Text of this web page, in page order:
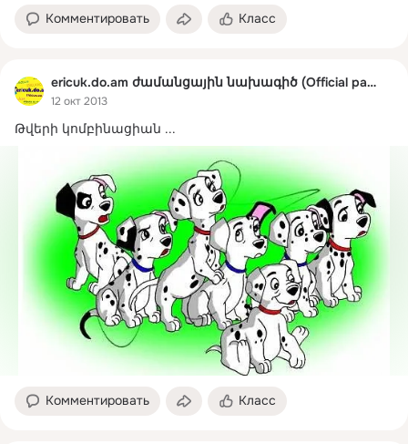
Комментировать Класс
ericuk.do.am ժամանցային նախագիծ (Official page)
12 окт 2013
Թվերի կոմբինացիան ...
Комментировать Класс